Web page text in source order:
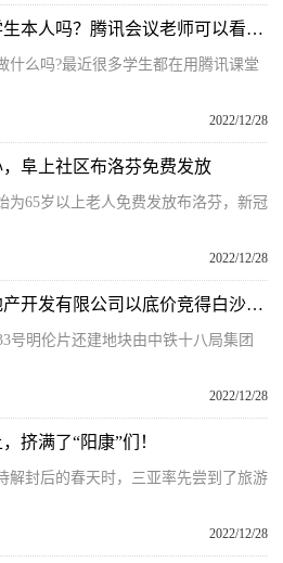
腾讯课堂老师可以看到学生本人吗？腾讯会议老师可以看到学生在干什么吗？
什么吗?最近很多学生都在用腾讯课堂
2022/12/28
阜上社区布洛芬免费发放
为65岁以上老人免费发放布洛芬，新冠
2022/12/28
中铁十八局集团武汉房地产开发有限公司以底价竞得白沙洲1宗住宅用地
号明伦片还建地块由中铁十八局集团
2022/12/28
挤满了“阳康”们！
解封后的春天时，三亚率先尝到了旅游
2022/12/28